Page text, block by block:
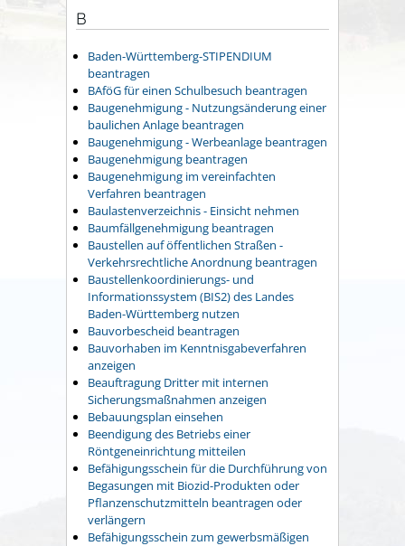
B
Baden-Württemberg-STIPENDIUM
beantragen
BAföG für einen Schulbesuch beantragen
Baugenehmigung - Nutzungsänderung einer
baulichen Anlage beantragen
Baugenehmigung - Werbeanlage beantragen
Baugenehmigung beantragen
Baugenehmigung im vereinfachten
Verfahren beantragen
Baulastenverzeichnis - Einsicht nehmen
Baumfällgenehmigung beantragen
Baustellen auf öffentlichen Straßen -
Verkehrsrechtliche Anordnung beantragen
Baustellenkoordinierungs- und
Informationssystem (BIS2) des Landes
Baden-Württemberg nutzen
Bauvorbescheid beantragen
Bauvorhaben im Kenntnisgabeverfahren
anzeigen
Beauftragung Dritter mit internen
Sicherungsmaßnahmen anzeigen
Bebauungsplan einsehen
Beendigung des Betriebs einer
Röntgeneinrichtung mitteilen
Befähigungsschein für die Durchführung von
Begasungen mit Biozid-Produkten oder
Pflanzenschutzmitteln beantragen oder
verlängern
Befähigungsschein zum gewerbsmäßigen